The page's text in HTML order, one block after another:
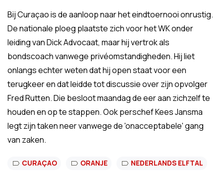
Bij Curaçao is de aanloop naar het eindtoernooi onrustig.
De nationale ploeg plaatste zich voor het WK onder
leiding van Dick Advocaat, maar hij vertrok als
bondscoach vanwege privéomstandigheden. Hij liet
onlangs echter weten dat hij open staat voor een
terugkeer en dat leidde tot discussie over zijn opvolger
Fred Rutten. Die besloot maandag de eer aan zichzelf te
houden en op te stappen. Ook perschef Kees Jansma
legt zijn taken neer vanwege de 'onacceptabele' gang
van zaken.
CURAÇAO ORANJE NEDERLANDS ELFTAL